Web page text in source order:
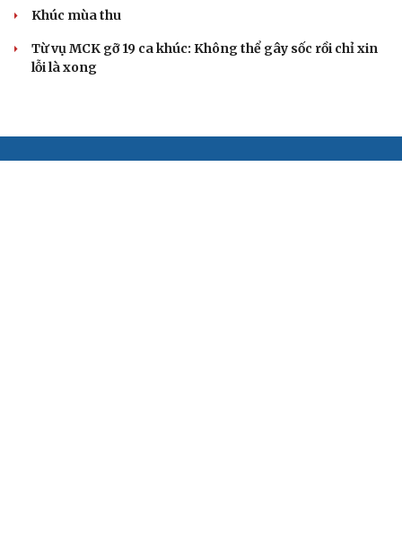
Khúc mùa thu
Từ vụ MCK gỡ 19 ca khúc: Không thể gây sốc rồi chỉ xin
lỗi là xong